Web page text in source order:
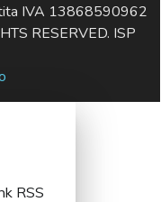
IVA 13868590962
RESERVED. ISP
RSS